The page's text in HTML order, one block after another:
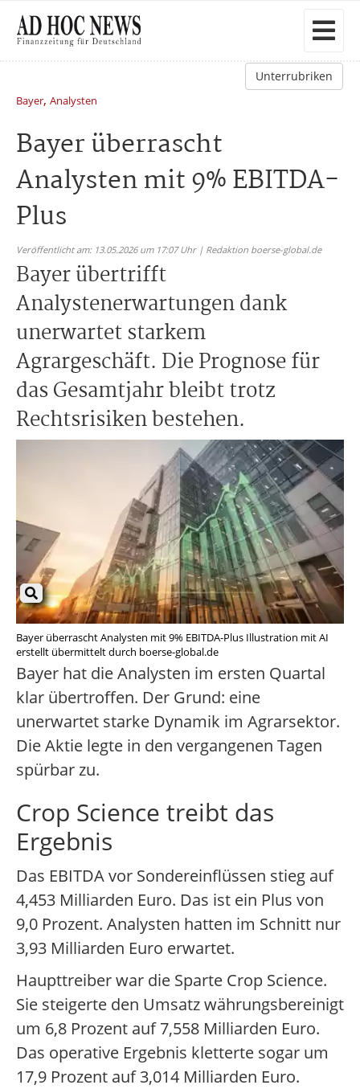
Unterrubriken
Bayer, Analysten
Bayer überrascht
Analysten mit 9% EBITDA-
Plus
Veröffentlicht am: 13.05.2026 um 17:07 Uhr | Redaktion boerse-global.de
Bayer übertrifft
Analystenerwartungen dank
unerwartet starkem
Agrargeschäft. Die Prognose für
das Gesamtjahr bleibt trotz
Rechtsrisiken bestehen.
Bayer überrascht Analysten mit 9% EBITDA-Plus Illustration mit AI
erstellt übermittelt durch boerse-global.de
Bayer hat die Analysten im ersten Quartal
klar übertroffen. Der Grund: eine
unerwartet starke Dynamik im Agrarsektor.
Die Aktie legte in den vergangenen Tagen
spürbar zu.
Crop Science treibt das
Ergebnis
Das EBITDA vor Sondereinflüssen stieg auf
4,453 Milliarden Euro. Das ist ein Plus von
9,0 Prozent. Analysten hatten im Schnitt nur
3,93 Milliarden Euro erwartet.
Haupttreiber war die Sparte Crop Science.
Sie steigerte den Umsatz währungsbereinigt
um 6,8 Prozent auf 7,558 Milliarden Euro.
Das operative Ergebnis kletterte sogar um
17,9 Prozent auf 3,014 Milliarden Euro.